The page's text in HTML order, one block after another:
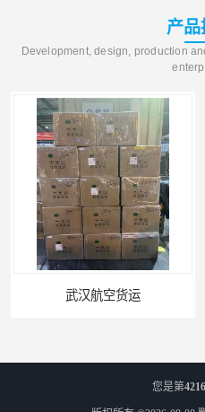
产品
Development, design, production
武汉航空货运
您是第